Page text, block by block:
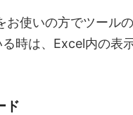
お使いの方でツール
る時は、Excel内の表
ド